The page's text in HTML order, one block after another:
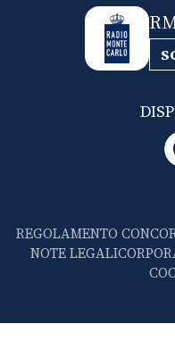
REGOLAMENTO
NOTE LEGALI